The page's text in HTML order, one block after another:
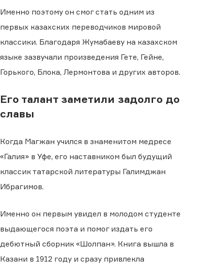
Именно поэтому он смог стать одним из
первых казахских переводчиков мировой
классики. Благодаря Жумабаеву на казахском
языке зазвучали произведения Гете, Гейне,
Горького, Блока, Лермонтова и других авторов.
Его талант заметили задолго до
славы
Когда Магжан учился в знаменитом медресе
«Галия» в Уфе, его наставником был будущий
классик татарской литературы Галимджан
Ибрагимов.
Именно он первым увидел в молодом студенте
выдающегося поэта и помог издать его
дебютный сборник «Шолпан». Книга вышла в
Казани в 1912 году и сразу привлекла